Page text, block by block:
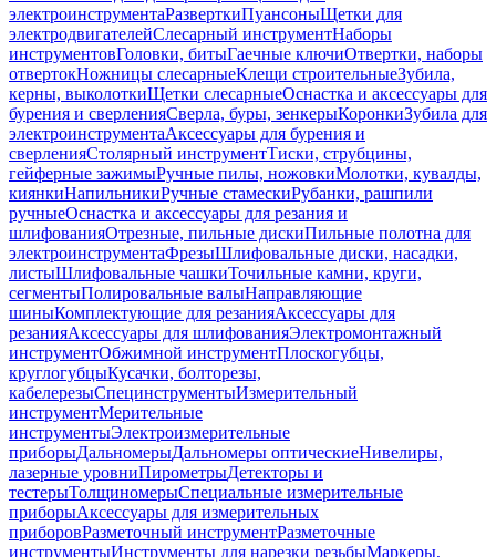
электроинструментаРазверткиПуансоныЩетки для
электродвигателейСлесарный инструментНаборы
инструментовГоловки, битыГаечные ключиОтвертки, наборы
отвертокНожницы слесарныеКлещи строительныеЗубила,
керны, выколоткиЩетки слесарныеОснастка и аксессуары для
бурения и сверленияСверла, буры, зенкерыКоронкиЗубила для
электроинструментаАксессуары для бурения и
сверленияСтолярный инструментТиски, струбцины,
гейферные зажимыРучные пилы, ножовкиМолотки, кувалды,
киянкиНапильникиРучные стамескиРубанки, рашпили
ручныеОснастка и аксессуары для резания и
шлифованияОтрезные, пильные дискиПильные полотна для
электроинструментаФрезыШлифовальные диски, насадки,
листыШлифовальные чашкиТочильные камни, круги,
сегментыПолировальные валыНаправляющие
шиныКомплектующие для резанияАксессуары для
резанияАксессуары для шлифованияЭлектромонтажный
инструментОбжимной инструментПлоскогубцы,
круглогубцыКусачки, болторезы,
кабелерезыСпецинструментыИзмерительный
инструментМерительные
инструментыЭлектроизмерительные
приборыДальномерыДальномеры оптическиеНивелиры,
лазерные уровниПирометрыДетекторы и
тестерыТолщиномерыСпециальные измерительные
приборыАксессуары для измерительных
приборовРазметочный инструментРазметочные
инструментыИнструменты для нарезки резьбыМаркеры,